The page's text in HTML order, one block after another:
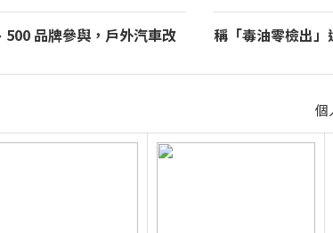
500 品牌參與，戶外汽車改
稱「毒油零檢出」
個